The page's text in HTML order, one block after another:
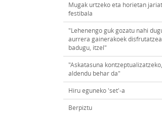
Mugak urtzeko eta horietan
festibala
"Lehenengo guk gozatu nahi
aurrera gainerakoek
badugu, itzel"
"Askatasuna
aldendu behar da"
Hiru eguneko 'set'-a
Berpiztu